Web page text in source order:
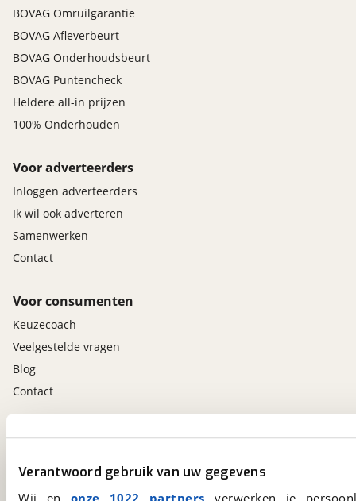
Verantwoord gebruik van uw gegevens
BOVAG Omruilgarantie
BOVAG Afleverbeurt
BOVAG Onderhoudsbeurt
BOVAG Puntencheck
Heldere all-in prijzen
100% Onderhouden
Voor adverteerders
Inloggen adverteerders
Ik wil ook adverteren
Samenwerken
Contact
Voor consumenten
Keuzecoach
Veelgestelde vragen
Blog
Contact
viaBOVAG.nl app
Altijd het meest recente aanbod bij de hand.
Download 'm nu.